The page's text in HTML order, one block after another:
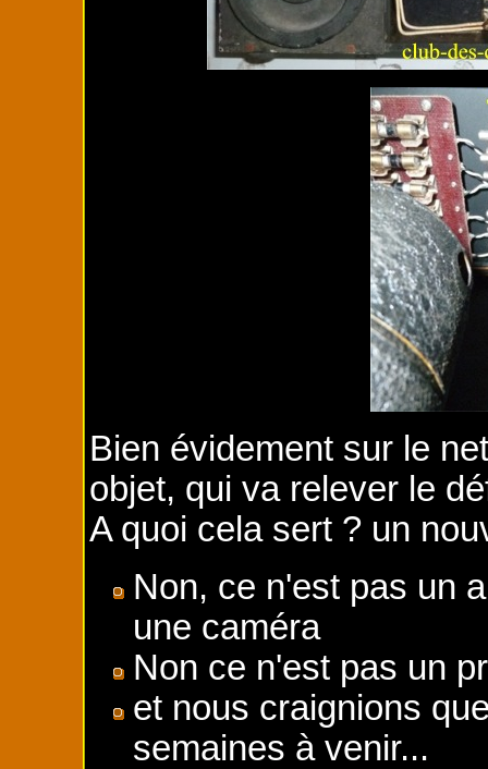
Bien évidement sur le
objet, qui va relever le
A quoi cela sert ? un
Non, ce n'est pas un
une caméra
Non ce n'est pas un
et nous craignions
semaines à venir...